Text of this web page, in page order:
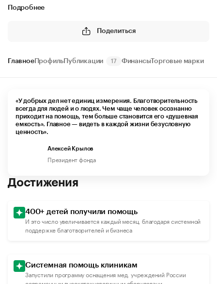
Подробнее
Поделиться
ГлавноеПрофиль Публикации 17 ФинансыТорговые марки
«У добрых дел нет единиц измерения. Благотворительность
всегда для людей и о людях. Чем чаще человек осознанно
приходит на помощь, тем больше становится его «душевная
емкость». Главное — видеть в каждой жизни безусловную
ценность».
Алексей Крылов
Президент фонда
Достижения
400+ детей получили помощь
И это число увеличивается каждый месяц, благодаря системной
поддержке благотворителей и бизнеса
Системная помощь клиникам
Запустили программу оснащения мед. учреждений России